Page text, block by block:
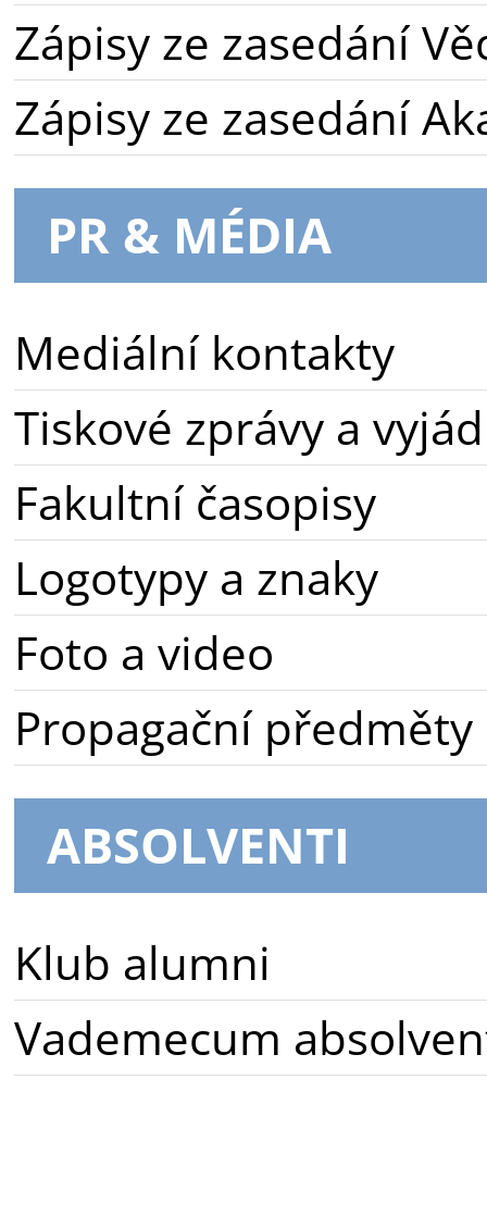
Zápisy ze zasedání
Zápisy ze zasedání
PR & MÉDIA
Mediální kontakty
Tiskové zprávy a
Fakultní časopisy
Logotypy a znaky
Foto a video
Propagační předměty
ABSOLVENTI
Klub alumni
Vademecum